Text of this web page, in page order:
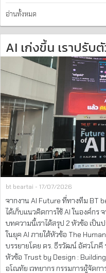
อ่านทั้งหมด
AI เก่งขึ้น เราปรับ
bt beartai - 17/07/2026
จากงาน AI Future ที่ทางทีม BT
ได้เก็บแนวคิดการใช้ AI ในองค์กร
บทความนี้เราได้สรุป 2 หัวข้อ เป็
ในยุค AI ภายใต้หัวข้อ The
บรรยายโดย ดร. ธีรวัฒน์ อัศวโภคี
หัวข้อ Trust by Design :
อโณทัย เวทยากร กรรมการผู้จัดก